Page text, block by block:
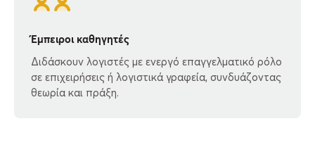
Έμπειροι καθηγητές
Διδάσκουν λογιστές με ενεργό επαγγελματικό ρόλο
σε επιχειρήσεις ή λογιστικά γραφεία, συνδυάζοντας
θεωρία και πράξη.